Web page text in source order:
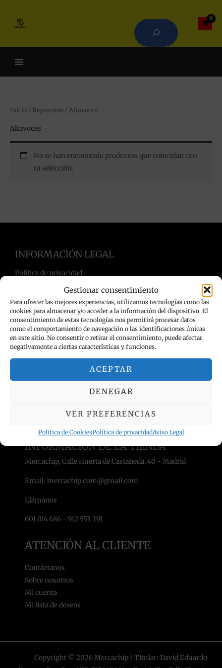
Gestionar consentimiento
Para ofrecer las mejores experiencias, utilizamos tecnologías como las
cookies para almacenar y/o acceder a la información del dispositivo. El
consentimiento de estas tecnologías nos permitirá procesar datos
como el comportamiento de navegación o las identificaciones únicas
en este sitio. No consentir o retirar el consentimiento, puede afectar
negativamente a ciertas características y funciones.
ACEPTAR
DENEGAR
VER PREFERENCIAS
Política de CookiesPolítica de privacidadAviso Legal
contenido
Inicio / Repuestos / Altavoces
Altavoces
No se han encontrado productos que coincidan con
tu selección.
INFORMACIÓN LEGAL
Política de privacidad
Términos y condiciones
Aviso Legal
Política de Cookies
INFORMACIÓN DE LA TIENDA
Mercachip, Calle Huerta de Castañeda, 40 - Madrid
Email: mercachip.com@gmail.com
Llámanos
601 014 686 - 912 553 291
ATENCIÓN AL CLIENTE
Contáctanos
Sobre nosotros
Mi cuenta
Mi lista de deseos
Copyright © 2026 Mercachip | Titular: David Eduardo